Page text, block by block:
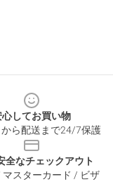
心してお買い物
ら配送まで24/7保護
全なチェックアウト
マスターカード / ビザ